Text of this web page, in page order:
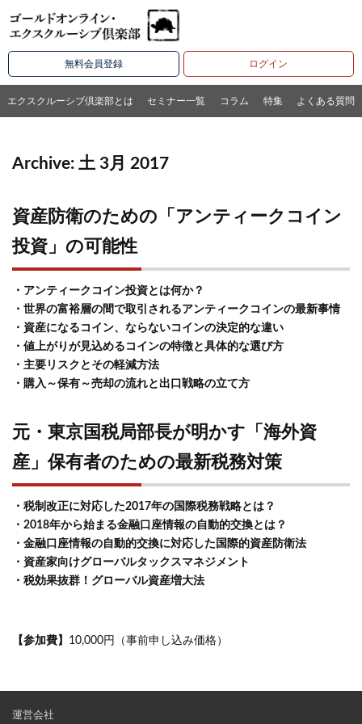
無料会員登録 ログイン
エクスクルーシブ倶楽部とは セミナー一覧 コラム 特集 よくある質問
Archive: 土 3月 2017
資産防衛のための「アンティークコイン
投資」の可能性
・アンティークコイン投資とは何か？
・世界の富裕層の間で取引されるアンティークコインの最新事情
・資産になるコイン、ならないコインの決定的な違い
・値上がりが見込めるコインの特徴と具体的な選び方
・主要リスクとその軽減方法
・購入～保有～売却の流れと出口戦略の立て方
元・東京国税局部長が明かす「海外資
産」保有者のための最新税務対策
・税制改正に対応した2017年の国際税務戦略とは？
・2018年から始まる金融口座情報の自動的交換とは？
・金融口座情報の自動的交換に対応した国際的資産防衛法
・資産家向けグローバルタックスマネジメント
・税効果抜群！グローバル資産増大法
【参加費】 10,000円（事前申し込み価格）
運営会社